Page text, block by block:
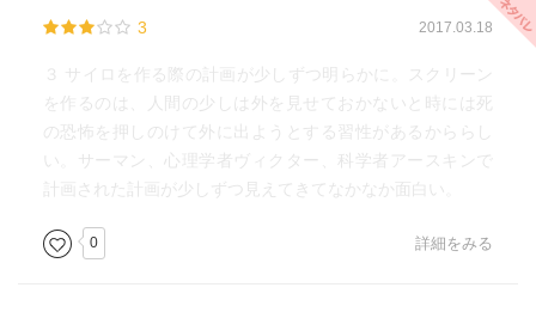
2212年、ポーター仲間の「キャム」がIT部の荷を運んで爆
ミッションは失われた世界の記憶をもつ、からすを頼る
が、サイロ18の彼らに魔の手が迫っていた。
一方、サイロ1で自分を取り戻し「第三シフト」に入った
「ドナルド」は、サイロの外に出た“清掃人”の処遇を任され
る。
瀕死の50のサイロの命運を握る「ドナルド」。
暴動を生き延び、サイロ17に取り残された少年「ジミ
3 2017.03.18
３ サイロを作る際の計画が少しずつ明らかに。スクリーン
を作るのは、人間の少しは外を見せておかないと時には死
の恐怖を押しのけて外に出ようとする習性があるかららし
い。サーマン、心理学者ヴィクター、科学者アースキンで
計画された計画が少しずつ見えてきてなかなか面白い。
0 詳細をみる